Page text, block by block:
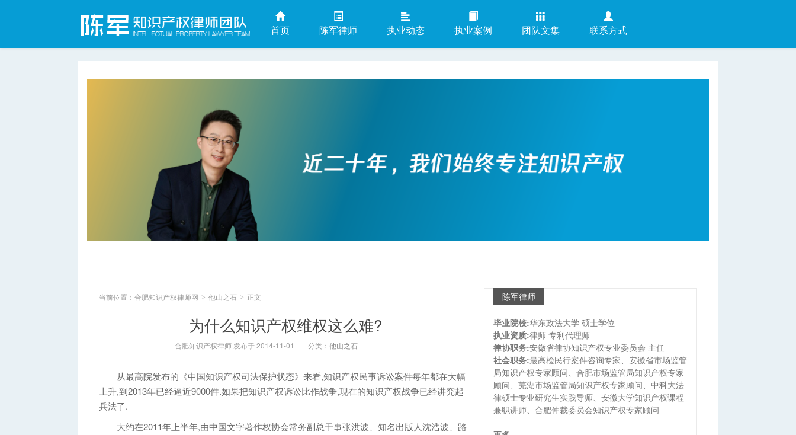
首页 陈军律师 执业动态 执业案例 团队文集 联系方式
当前位置： 合肥知识产权律师网 > 他山之石 > 正文
为什么知识产权维权这么难?
合肥知识产权律师 发布于 2014-11-01 分类： 他山之石
从最高院发布的《中国知识产权司法保护状态》来看,知识产权民事诉讼案件每年都在大幅
上升,到2013年已经逼近9000件.如果把知识产权诉讼比作战争,现在的知识产权战争已经讲究起
兵法了.
大约在2011年上半年,由中国文字著作权协会常务副总干事张洪波、知名出版人沈浩波、路
陈军律师
毕业院校:华东政法大学 硕士学位
执业资质:律师 专利代理师
律协职务:安徽省律协知识产权专业委员会 主任
社会职务:最高检民行案件咨询专家、安徽省市场监管
局知识产权专家顾问、合肥市场监管局知识产权专家
顾问、芜湖市场监管局知识产权专家顾问、中科大法
律硕士专业研究生实践导师、安徽大学知识产权课程
兼职讲师、合肥仲裁委员会知识产权专家顾问